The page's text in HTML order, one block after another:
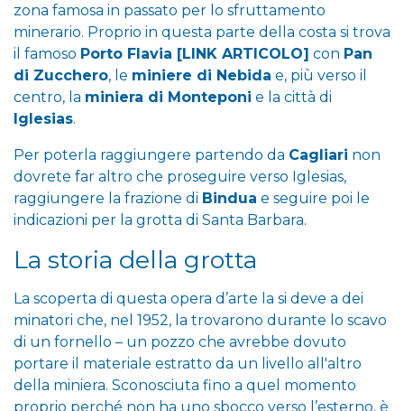
zona famosa in passato per lo sfruttamento
minerario. Proprio in questa parte della costa si trova
il famoso Porto Flavia [LINK ARTICOLO] con Pan
di Zucchero, le miniere di Nebida e, più verso il
centro, la miniera di Monteponi e la città di
Iglesias.
Per poterla raggiungere partendo da Cagliari non
dovrete far altro che proseguire verso Iglesias,
raggiungere la frazione di Bindua e seguire poi le
indicazioni per la grotta di Santa Barbara.
La storia della grotta
La scoperta di questa opera d’arte la si deve a dei
minatori che, nel 1952, la trovarono durante lo scavo
di un fornello – un pozzo che avrebbe dovuto
portare il materiale estratto da un livello all'altro
della miniera. Sconosciuta fino a quel momento
proprio perché non ha uno sbocco verso l’esterno, è